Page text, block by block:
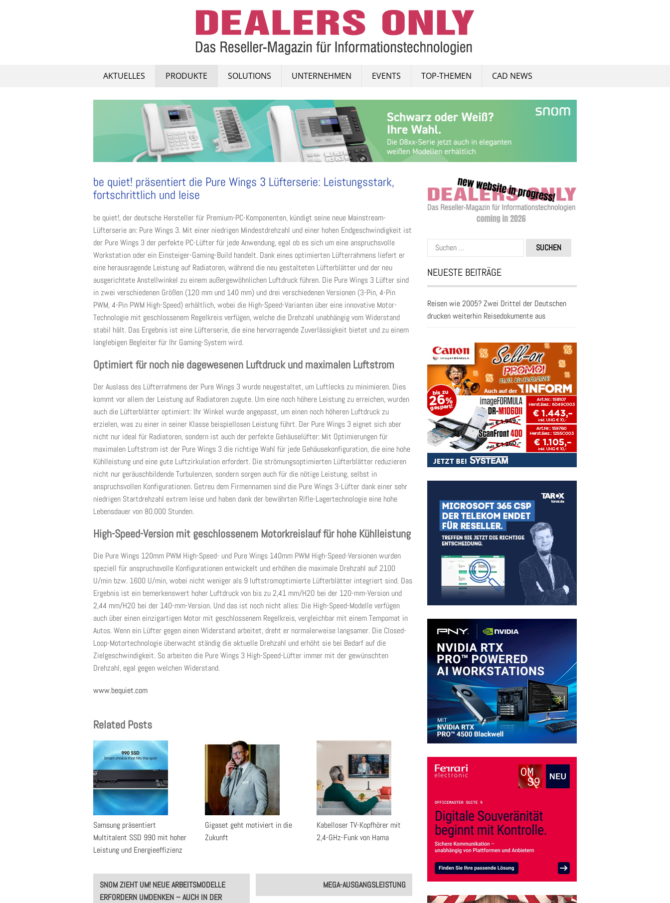
AKTUELLES PRODUKTE SOLUTIONS UNTERNEHMEN EVENTS TOP-THEMEN CAD NEWS
be quiet! präsentiert die Pure Wings 3 Lüfterserie: Leistungsstark,
fortschrittlich und leise
be quiet!, der deutsche Hersteller für Premium-PC-Komponenten, kündigt seine neue Mainstream-
Lüfterserie an: Pure Wings 3. Mit einer niedrigen Mindestdrehzahl und einer hohen Endgeschwindigkeit ist
der Pure Wings 3 der perfekte PC-Lüfter für jede Anwendung, egal ob es sich um eine anspruchsvolle
Workstation oder ein Einsteiger-Gaming-Build handelt. Dank eines optimierten Lüfterrahmens liefert er
eine herausragende Leistung auf Radiatoren, während die neu gestalteten Lüfterblätter und der neu
ausgerichtete Anstellwinkel zu einem außergewöhnlichen Luftdruck führen. Die Pure Wings 3 Lüfter sind
in zwei verschiedenen Größen (120 mm und 140 mm) und drei verschiedenen Versionen (3-Pin, 4-Pin
PWM, 4-Pin PWM High-Speed) erhältlich, wobei die High-Speed-Varianten über eine innovative Motor-
Technologie mit geschlossenem Regelkreis verfügen, welche die Drehzahl unabhängig vom Widerstand
stabil hält. Das Ergebnis ist eine Lüfterserie, die eine hervorragende Zuverlässigkeit bietet und zu einem
langlebigen Begleiter für Ihr Gaming-System wird.
Optimiert für noch nie dagewesenen Luftdruck und maximalen Luftstrom
Der Auslass des Lüfterrahmens der Pure Wings 3 wurde neugestaltet, um Luftlecks zu minimieren. Dies
kommt vor allem der Leistung auf Radiatoren zugute. Um eine noch höhere Leistung zu erreichen, wurden
auch die Lüfterblätter optimiert: Ihr Winkel wurde angepasst, um einen noch höheren Luftdruck zu
erzielen, was zu einer in seiner Klasse beispiellosen Leistung führt. Der Pure Wings 3 eignet sich aber
nicht nur ideal für Radiatoren, sondern ist auch der perfekte Gehäuselüfter: Mit Optimierungen für
maximalen Luftstrom ist der Pure Wings 3 die richtige Wahl für jede Gehäusekonfiguration, die eine hohe
Kühlleistung und eine gute Luftzirkulation erfordert. Die strömungsoptimierten Lüfterblätter reduzieren
nicht nur geräuschbildende Turbulenzen, sondern sorgen auch für die nötige Leistung, selbst in
anspruchsvollen Konfigurationen. Getreu dem Firmennamen sind die Pure Wings 3-Lüfter dank einer sehr
niedrigen Startdrehzahl extrem leise und haben dank der bewährten Rifle-Lagertechnologie eine hohe
Lebensdauer von 80.000 Stunden.
High-Speed-Version mit geschlossenem Motorkreislauf für hohe Kühlleistung
Die Pure Wings 120mm PWM High-Speed- und Pure Wings 140mm PWM High-Speed-Versionen wurden
speziell für anspruchsvolle Konfigurationen entwickelt und erhöhen die maximale Drehzahl auf 2100
U/min bzw. 1600 U/min, wobei nicht weniger als 9 luftstromoptimierte Lüfterblätter integriert sind. Das
Ergebnis ist ein bemerkenswert hoher Luftdruck von bis zu 2,41 mm/H2O bei der 120-mm-Version und
2,44 mm/H2O bei der 140-mm-Version. Und das ist noch nicht alles: Die High-Speed-Modelle verfügen
auch über einen einzigartigen Motor mit geschlossenem Regelkreis, vergleichbar mit einem Tempomat in
Autos. Wenn ein Lüfter gegen einen Widerstand arbeitet, dreht er normalerweise langsamer. Die Closed-
Loop-Motortechnologie überwacht ständig die aktuelle Drehzahl und erhöht sie bei Bedarf auf die
Zielgeschwindigkeit. So arbeiten die Pure Wings 3 High-Speed-Lüfter immer mit der gewünschten
Drehzahl, egal gegen welchen Widerstand.
www.bequiet.com
Related Posts
Samsung präsentiert
Multitalent SSD 990 mit hoher
Leistung und Energieeffizienz
Gigaset geht motiviert in die
Zukunft
Kabelloser TV-Kopfhörer mit
2,4-GHz-Funk von Hama
Post
navigation
SNOM ZIEHT UM! NEUE ARBEITSMODELLE
ERFORDERN UMDENKEN – AUCH IN DER
MEGA-AUSGANGSLEISTUNG
Suchen
nach:
NEUESTE BEITRÄGE
Reisen wie 2005? Zwei Drittel der Deutschen
drucken weiterhin Reisedokumente aus